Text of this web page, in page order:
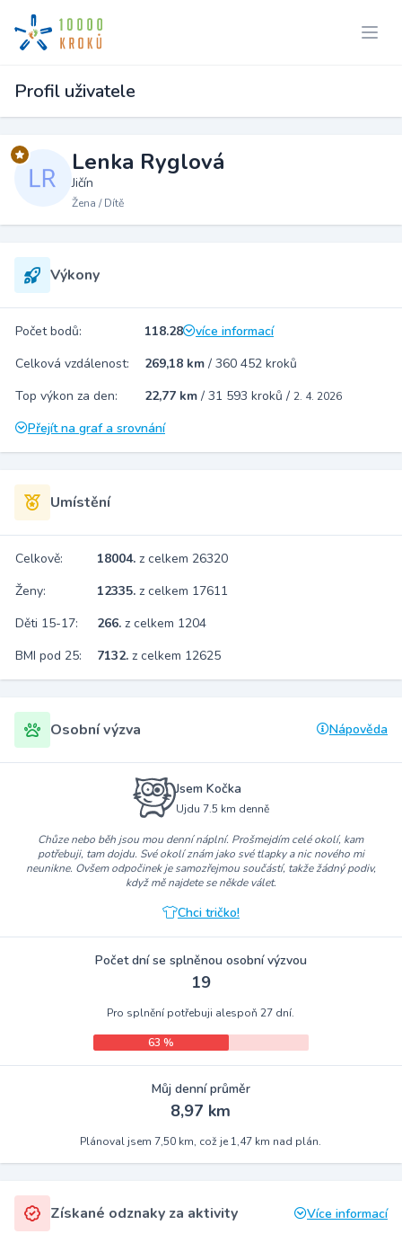
Profil uživatele
Lenka Ryglová
Jičín
Žena / Dítě
Výkony
Počet bodů: 118.28
více informací
Celková vzdálenost:
269,18 km / 360 452 kroků
Top výkon za den:
22,77 km / 31 593 kroků / 2. 4. 2026
Přejít na graf a srovnání
Umístění
Celkově: 18004. z celkem 26320
Ženy:
12335. z celkem 17611
Děti 15-17:
266. z celkem 1204
BMI pod 25:
7132. z celkem 12625
Osobní výzva Nápověda
Jsem Kočka
Ujdu 7.5 km denně
Chůze nebo běh jsou mou denní náplní. Prošmejdím celé okolí, kam
potřebuji, tam dojdu. Své okolí znám jako své tlapky a nic nového mi
neunikne. Ovšem odpočinek je samozřejmou součástí, takže žádný podiv,
když mě najdete se někde válet.
Chci tričko!
Počet dní se splněnou osobní výzvou
19
Pro splnění potřebuji alespoň 27 dní.
63 %
Můj denní průměr
8,97 km
Plánoval jsem 7,50 km, což je 1,47 km nad plán.
Získané odznaky za aktivity Více informací